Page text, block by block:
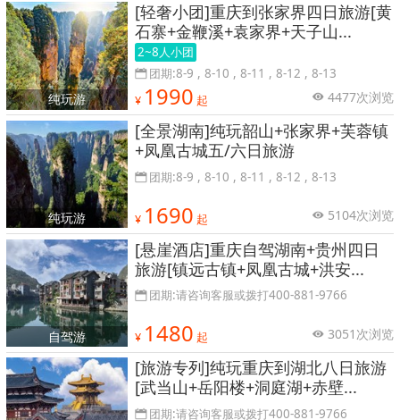
纯玩游
[轻奢小团]重庆到张家界四日旅游[黄
石寨+金鞭溪+袁家界+天子山...
2~8人小团
团期:8-9 , 8-10 , 8-11 , 8-12 , 8-13
¥ 1990 起 4477次浏览
纯玩游
[全景湖南]纯玩韶山+张家界+芙蓉镇
+凤凰古城五/六日旅游
团期:8-9 , 8-10 , 8-11 , 8-12 , 8-13
¥ 1690 起 5104次浏览
自驾游
[悬崖酒店]重庆自驾湖南+贵州四日
旅游[镇远古镇+凤凰古城+洪安...
团期:请咨询客服或拨打400-881-9766
¥ 1480 起 3051次浏览
[旅游专列]纯玩重庆到湖北八日旅游
[武当山+岳阳楼+洞庭湖+赤壁...
团期:请咨询客服或拨打400-881-9766